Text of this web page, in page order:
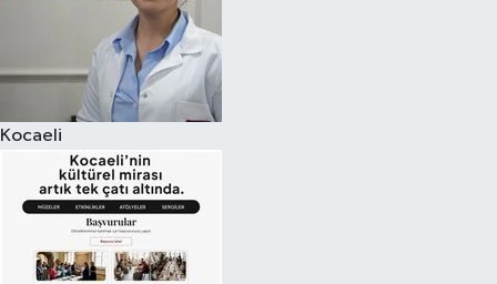
Kocaeli
Tüm Manşetler
Son Dakika Haberleri
Haber Arşivi